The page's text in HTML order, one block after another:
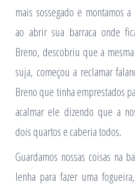
mais sossegado e montamos
ao abrir sua barraca onde
Breno, descobriu que a
suja, começou a reclamar
Breno que tinha emprestados
acalmar ele dizendo que a
dois quartos e caberia todos.
Guardamos nossas coisas na
lenha para fazer uma